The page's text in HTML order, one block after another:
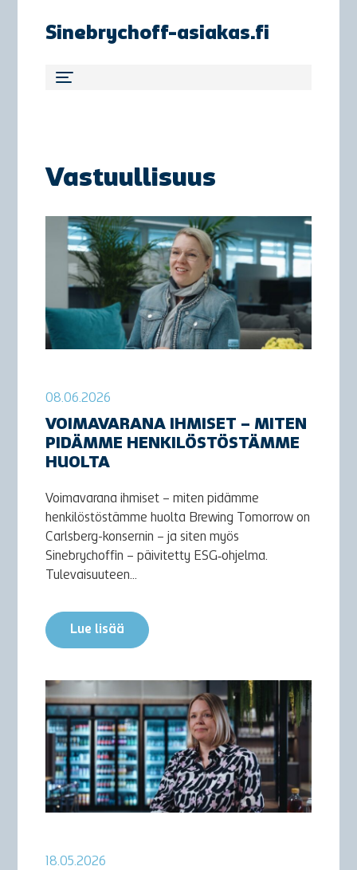
Sinebrychoff-asiakas.fi
Vastuullisuus
08.06.2026
VOIMAVARANA IHMISET – MITEN
PIDÄMME HENKILÖSTÖSTÄMME
HUOLTA
Voimavarana ihmiset – miten pidämme
henkilöstöstämme huolta Brewing Tomorrow on
Carlsberg-konsernin – ja siten myös
Sinebrychoffin – päivitetty ESG‑ohjelma.
Tulevaisuuteen...
Lue lisää
18.05.2026